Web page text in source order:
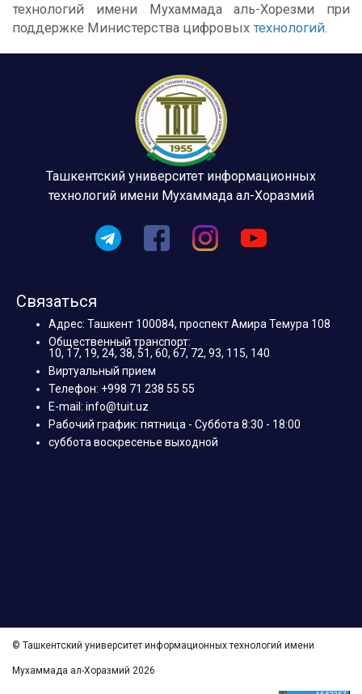
технологий имени Мухаммада аль-Хорезми при
поддержке Министерства цифровых технологий
Ташкентский университет информационных
технологий имени Мухаммада ал-Хоразмий
Связаться
Адрес: Ташкент 100084, проспект Амира Темура 108
Общественный транспорт:
10, 17, 19, 24, 38, 51, 60, 67, 72, 93, 115, 140
Виртуальный прием
Телефон: +998 71 238 55 55
E-mail: info@tuit.uz
Рабочий график: пятница - Суббота 8:30 - 18:00
суббота воскресенье выходной
© Ташкентский университет информационных технологий имени
Мухаммада ал-Хоразмий 2026